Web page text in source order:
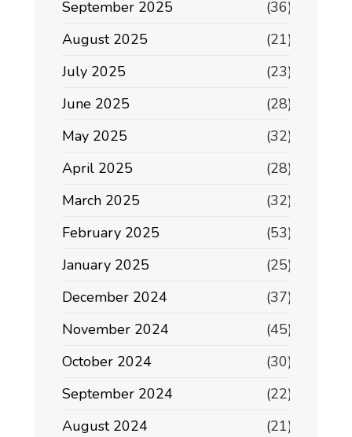
September 2025
(36)
August 2025
(21)
July 2025
(23)
June 2025
(28)
May 2025
(32)
April 2025
(28)
March 2025
(32)
February 2025
(53)
January 2025
(25)
December 2024
(37)
November 2024
(45)
October 2024
(30)
September 2024
(22)
August 2024
(21)